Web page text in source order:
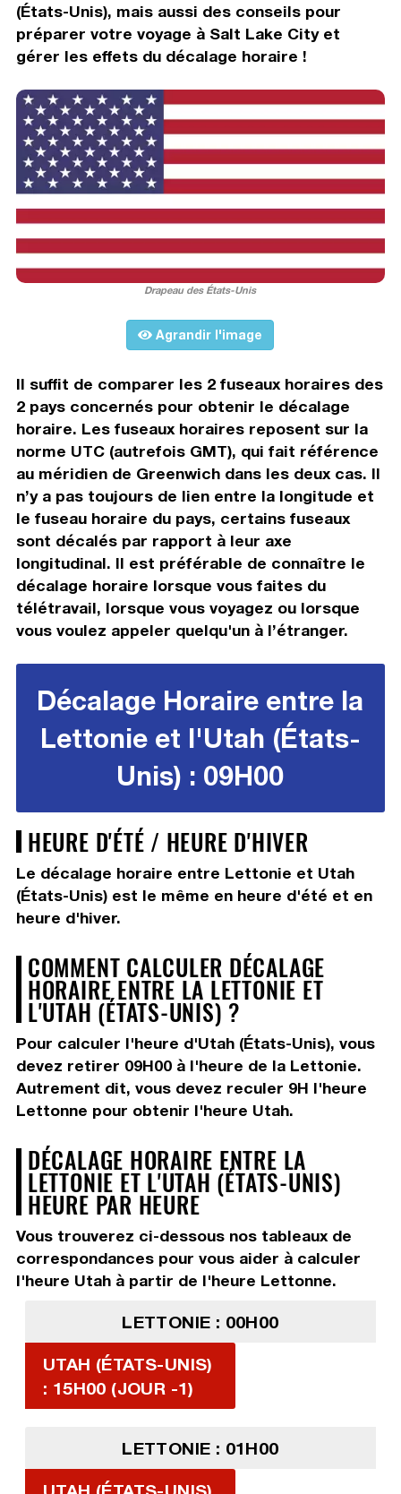
(États-Unis), mais aussi des conseils pour
préparer votre voyage à Salt Lake City et
gérer les effets du décalage horaire !
Drapeau des États-Unis
Agrandir l'image
Il suffit de comparer les 2 fuseaux horaires des
2 pays concernés pour obtenir le décalage
horaire. Les fuseaux horaires reposent sur la
norme UTC (autrefois GMT), qui fait référence
au méridien de Greenwich dans les deux cas. Il
n’y a pas toujours de lien entre la longitude et
le fuseau horaire du pays, certains fuseaux
sont décalés par rapport à leur axe
longitudinal. Il est préférable de connaître le
décalage horaire lorsque vous faites du
télétravail, lorsque vous voyagez ou lorsque
vous voulez appeler quelqu'un à l’étranger.
Décalage Horaire entre la
Lettonie et l'Utah (États-
Unis) : 09H00
HEURE D'ÉTÉ / HEURE D'HIVER
Le décalage horaire entre Lettonie et Utah
(États-Unis) est le même en heure d'été et en
heure d'hiver.
COMMENT CALCULER DÉCALAGE
HORAIRE ENTRE LA LETTONIE ET
L'UTAH (ÉTATS-UNIS) ?
Pour calculer l'heure d'Utah (États-Unis), vous
devez retirer 09H00à l'heure de la Lettonie.
Autrement dit, vous devez reculer 9H l'heure
Lettonne pour obtenir l'heure Utah.
DÉCALAGE HORAIRE ENTRE LA
LETTONIE ET L'UTAH (ÉTATS-UNIS)
HEURE PAR HEURE
Vous trouverez ci-dessous nos tableaux de
correspondances pour vous aider à calculer
l'heure Utah à partir de l'heure Lettonne.
LETTONIE : 00H00
UTAH (ÉTATS-UNIS)
: 15H00 (JOUR -1)
LETTONIE : 01H00